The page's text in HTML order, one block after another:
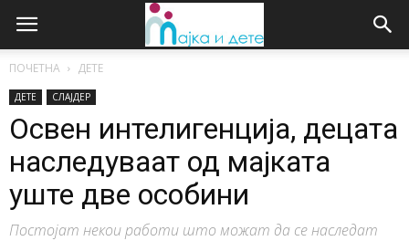
ПОЧЕТНА ДЕТЕ
ДЕТЕ СЛАЈДЕР
Освен интелигенција, децата
наследуваат од мајката
уште две особини
Постојат некои работи што можат да се наследат